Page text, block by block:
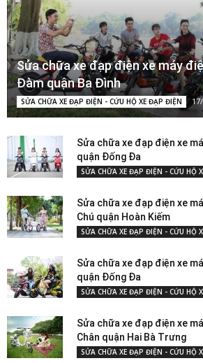
Sửa chữa xe đạp điện xe máy
Đàm quận Ba Đình
SỬA CHỮA XE ĐẠP ĐIỆN - CỨU HỘ XE ĐẠP ĐIỆN
Sửa chữa xe đạp điện xe
quận Đống Đa
SỬA CHỮA XE ĐẠP ĐIỆN - CỨU HỘ
Sửa chữa xe đạp điện xe
Chú quận Hoàn Kiếm
SỬA CHỮA XE ĐẠP ĐIỆN - CỨU HỘ
Sửa chữa xe đạp điện xe
quận Đống Đa
SỬA CHỮA XE ĐẠP ĐIỆN - CỨU HỘ
Sửa chữa xe đạp điện xe
Chân quận Hai Bà Trưng
SỬA CHỮA XE ĐẠP ĐIỆN - CỨU HỘ